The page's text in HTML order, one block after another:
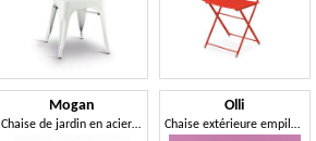
Mogan
Chaise de jardin en acier galvanisé
Olli
Chaise extérieure empilable, en acier